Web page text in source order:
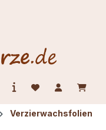
Verzierwachsfolien